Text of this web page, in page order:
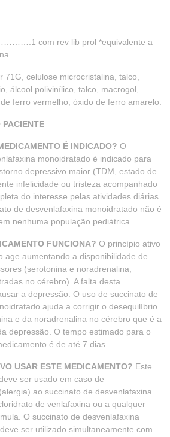
com rev lib prol *equivalente a
71G, celulose microcristalina, talco,
álcool polivinílico, talco, macrogol,
ferro vermelho, óxido de ferro amarelo.
PACIENTE
É INDICADO? O
monoidratado é indicado para
depressivo maior (TDM, estado de
infelicidade ou tristeza acompanhado
do interesse pelas atividades diárias
de desvenlafaxina monoidratado não é
nenhuma população pediátrica.
FUNCIONA? O princípio ativo
age aumentando a disponibilidade de
(serotonina e noradrenalina,
no cérebro). A falta desta
a depressão. O uso de succinato de
ajuda a corrigir o desequilíbrio
e da noradrenalina no cérebro que é a
depressão. O tempo estimado para o
é de até 7 dias.
USAR ESTE MEDICAMENTO? Este
ser usado em caso de
ao succinato de desvenlafaxina
de venlafaxina ou a qualquer
O succinato de desvenlafaxina
ser utilizado simultaneamente com